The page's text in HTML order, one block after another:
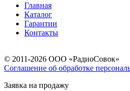
Главная
Каталог
Гарантии
Контакты
© 2011-2026 ООО «РадиоСовок»
Соглашение об обработке
Заявка на продажу